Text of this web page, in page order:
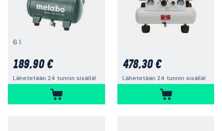
6 l
189,90 €
Lähetetään 24 tunnin sisällä!
478,30 €
Lähetetään 24 tunnin sisällä!